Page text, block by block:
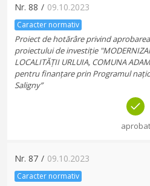
Nr. 88 / 09.10.2023
Caracter normativ
Proiect de hotărâre privind
proiectului de investiție
LOCALITĂȚII URLUIA, COMUNA
pentru finanțare prin Programul
Saligny”
aprobat
Nr. 87 / 09.10.2023
Caracter normativ